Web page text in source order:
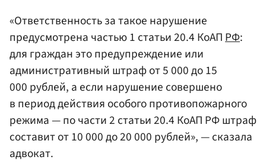
«Ответственность за такое нарушение
предусмотрена частью 1 статьи 20.4 КоАПРФ:
для граждан это предупреждение или
административный штраф от 5 000 до 15
000 рублей, а если нарушение совершено
в период действия особого противопожарного
режима — по части 2 статьи 20.4 КоАП РФ штраф
составит от 10 000 до 20 000 рублей», — сказала
адвокат.